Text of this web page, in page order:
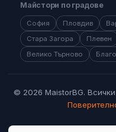
Майстори по градове
София Пловдив
Стара Загора
Плевен
Велико Търново
© 2026 MaistorBG.